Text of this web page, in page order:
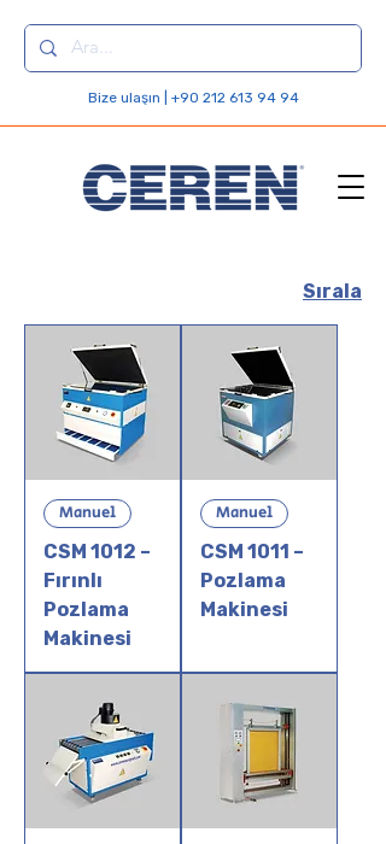
Bize ulaşın | +90 212 613 94 94
Sırala
Manuel
CSM 1012 –
Fırınlı
Pozlama
Makinesi
Manuel
CSM 1011 –
Pozlama
Makinesi